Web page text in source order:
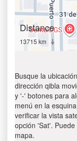
Distance
13715 km
Busque la
dirección qibla
y '-' botones para
menú en la
verificar la vista
opción 'Sat'.
mapa.